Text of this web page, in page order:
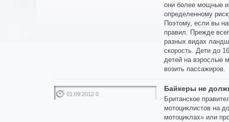
они более мощные и
определенному
Поэтому, если вы
правил. Прежде
разных видах
скорость. Дети до
детей на взрослые
возить пассажиров.
01.09.2012 0
Байкеры не
Британское
мотоциклистов на
мотоциклах» или